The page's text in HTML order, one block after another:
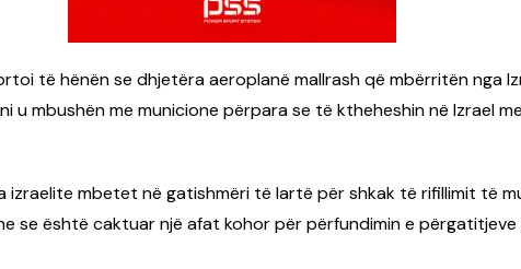
të hënën se dhjetëra aeroplanë mallrash që mbërritën nga
u mbushën me municione përpara se të ktheheshin në Izrael
izraelite mbetet në gatishmëri të lartë për shkak të rifillimit të
se është caktuar një afat kohor për përfundimin e përgatitjeve